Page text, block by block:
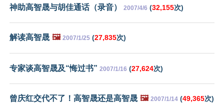
神助高智晟与胡佳通话（录音） 2007/4/6 (32,155次)
解读高智晟 🖼️ 2007/1/25 (27,835次)
专家谈高智晟及“悔过书” 2007/1/16 (27,624次)
曾庆红交代不了！高智晟还是高智晟 🖼️ 2007/1/14 (49,365次)